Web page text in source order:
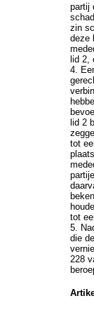
partij
zin
deze
lid 2,
4.
lid 2
tot
tot
5.
die
228